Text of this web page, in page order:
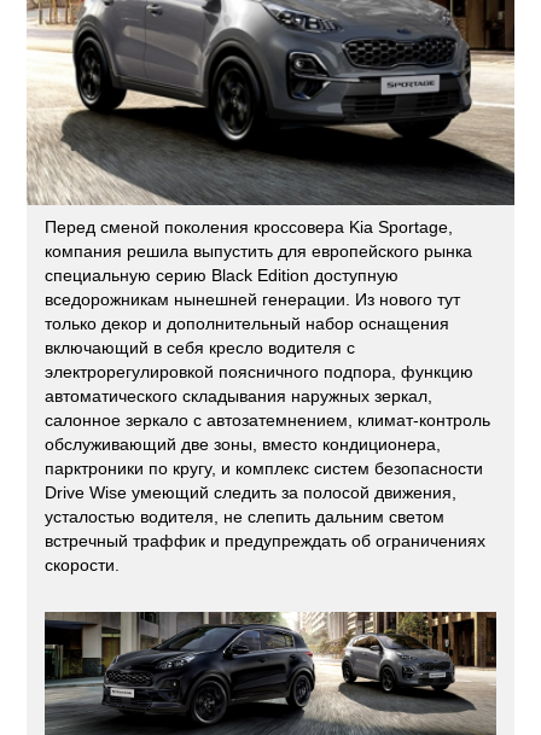
Перед сменой поколения кроссовера Kia Sportage,
компания решила выпустить для европейского рынка
специальную серию Black Edition доступную
вседорожникам нынешней генерации. Из нового тут
только декор и дополнительный набор оснащения
включающий в себя кресло водителя с
электрорегулировкой поясничного подпора, функцию
автоматического складывания наружных зеркал,
салонное зеркало с автозатемнением, климат-контроль
обслуживающий две зоны, вместо кондиционера,
парктроники по кругу, и комплекс систем безопасности
Drive Wise умеющий следить за полосой движения,
усталостью водителя, не слепить дальним светом
встречный траффик и предупреждать об ограничениях
скорости.